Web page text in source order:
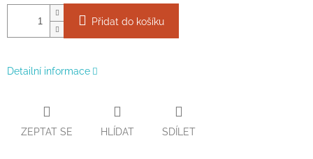
Přidat do košíku
Detailní informace
ZEPTAT SE HLÍDAT SDÍLET